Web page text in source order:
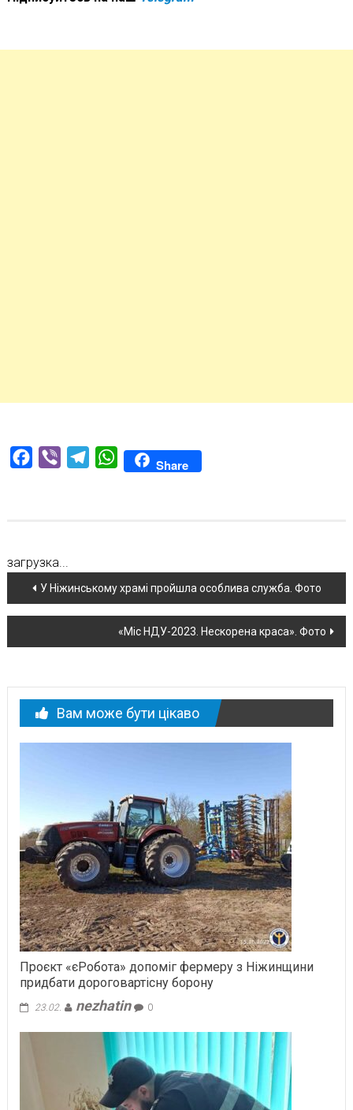
Facebook
Viber TelegramWhatsAppShare
загрузка...
Навігація
по
новині
У Ніжинському храмі пройшла особлива служба. Фото
«Міс НДУ-2023. Нескорена краса». Фото
Вам може бути цікаво
Проєкт «єРобота» допоміг фермеру з Ніжинщини
придбати дороговартісну борону
23.02. nezhatin 0